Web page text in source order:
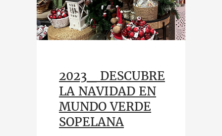
2023_ DESCUBRE
LA NAVIDAD EN
MUNDO VERDE
SOPELANA